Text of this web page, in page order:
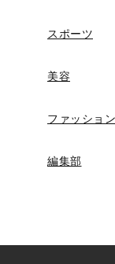
スポーツ
美容
ファッション
編集部